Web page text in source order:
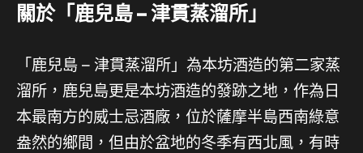
關於「鹿兒島 – 津貫蒸溜所」
「鹿兒島 – 津貫蒸溜所」為本坊酒造的第二家蒸
溜所，鹿兒島更是本坊酒造的發跡之地，作為日
本最南方的威士忌酒廠，位於薩摩半島西南綠意
盎然的鄉間，但由於盆地的冬季有西北風，有時